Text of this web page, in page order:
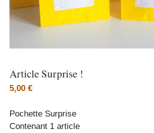
Article Surprise !
5,00 €
Pochette Surprise
Contenant 1 article